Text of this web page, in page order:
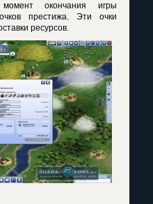
окончания игры
престижа. Эти очки
ресурсов.